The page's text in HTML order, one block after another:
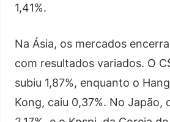
1,41%.
Na Ásia, os mercados
com resultados variados. O
subiu 1,87%, enquanto o
Kong, caiu 0,37%. No Japão,